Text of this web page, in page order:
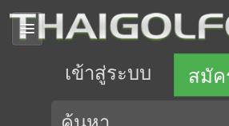
เข้าสู่ระบบ สมั